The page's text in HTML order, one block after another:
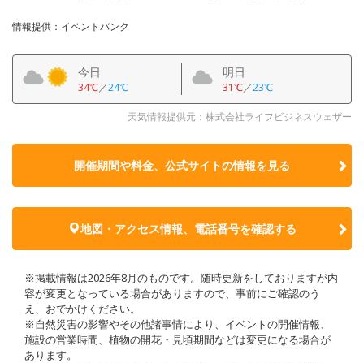
情報提供：イベントバンク
今日
34℃／24℃
明日
31℃／23℃
天気情報提供元：株式会社ライフビジネスウェザー
開催期間や料金、公式サイトの情報を見る
地図・アクセス情報、電話番号を確認する
※掲載情報は2026年8月のものです。随時更新をしておりますが内
容が変更となっている場合がありますので、事前にご確認のう
え、おでかけください。
※自然災害の影響やその他諸事情により、イベントの開催情報、
施設の営業時間、植物の開花・見頃期間などは変更になる場合が
あります。